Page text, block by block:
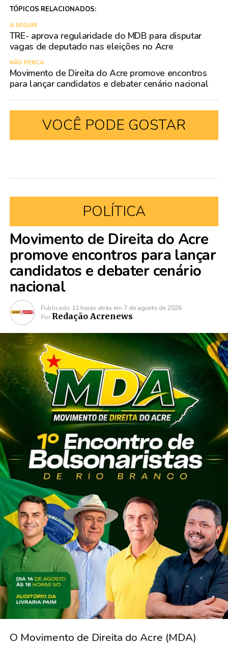
TÓPICOS RELACIONADOS:
A SEGUIR
TRE- aprova regularidade do MDB para disputar
vagas de deputado nas eleições no Acre
NÃO PERCA
Movimento de Direita do Acre promove encontros
para lançar candidatos e debater cenário nacional
VOCÊ PODE GOSTAR
POLÍTICA
Movimento de Direita do Acre
promove encontros para lançar
candidatos e debater cenário
nacional
Publicado 11 horas atrás em 7 de agosto de 2026
Por Redação Acrenews
O Movimento de Direita do Acre (MDA)